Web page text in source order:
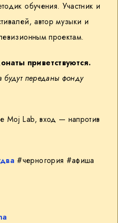
обучения. Участник и
автор музыки и
проектам.
приветствуются.
будут переданы фонду
Moj Lab, вход — напротив
#черногория #афиша